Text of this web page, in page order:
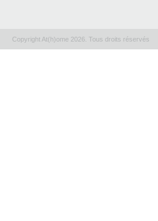
Copyright At(h)ome 2026. Tous droits réservés